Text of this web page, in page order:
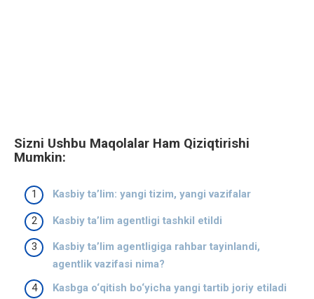
Sizni Ushbu Maqolalar Ham Qiziqtirishi
Mumkin:
Kasbiy ta’lim: yangi tizim, yangi vazifalar
Kasbiy ta’lim agentligi tashkil etildi
Kasbiy ta’lim agentligiga rahbar tayinlandi,
agentlik vazifasi nima?
Kasbga o‘qitish bo‘yicha yangi tartib joriy etiladi